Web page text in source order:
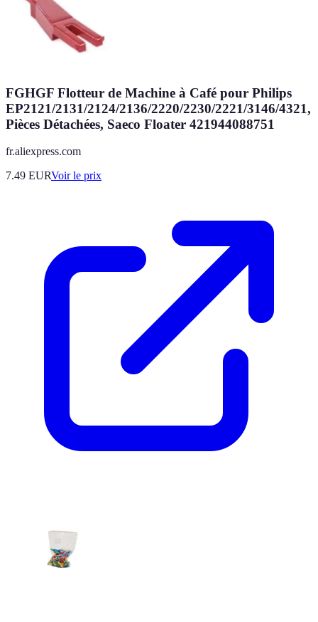
FGHGF Flotteur de Machine à Café pour Philips
EP2121/2131/2124/2136/2220/2230/2221/3146/4321,
Pièces Détachées, Saeco Floater 421944088751
fr.aliexpress.com
7.49 EURVoir le prix